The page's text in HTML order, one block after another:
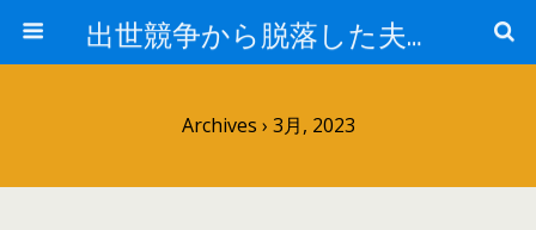
出世競争から脱落した夫と妻の日常
Archives › 3月, 2023